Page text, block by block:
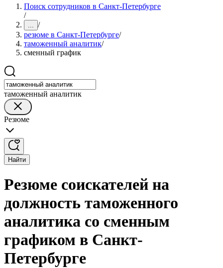
Поиск сотрудников в Санкт-Петербурге
/
... /
резюме в Санкт-Петербурге/
таможенный аналитик/
сменный график
таможенный аналитик
Резюме
Найти
Резюме соискателей на
должность таможенного
аналитика со сменным
графиком в Санкт-
Петербурге